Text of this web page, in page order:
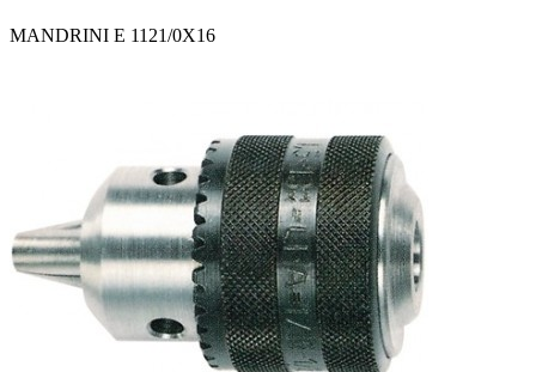
MANDRINI E 1121/0X16